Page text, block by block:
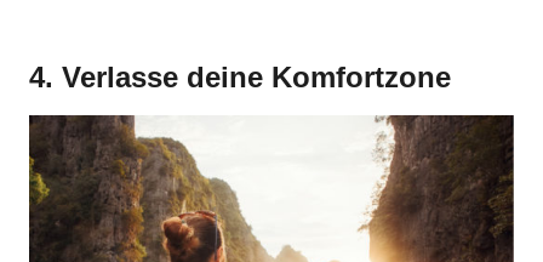
4. Verlasse deine Komfortzone